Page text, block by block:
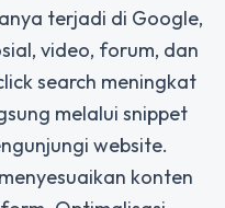
terjadi di Google,
video, forum, dan
search meningkat
melalui snippet
website.
konten